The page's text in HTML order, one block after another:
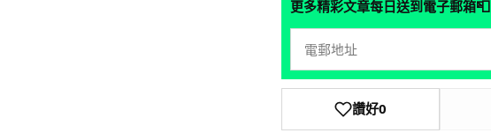
更多精彩文章每日送到電子郵箱📮
讚好0